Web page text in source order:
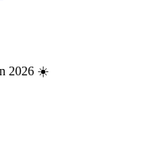
2026 ☀️